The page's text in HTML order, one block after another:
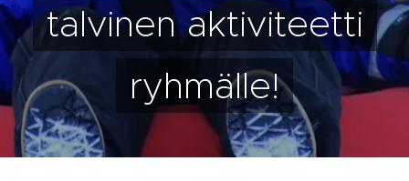
talvinen aktiviteetti
ryhmälle!